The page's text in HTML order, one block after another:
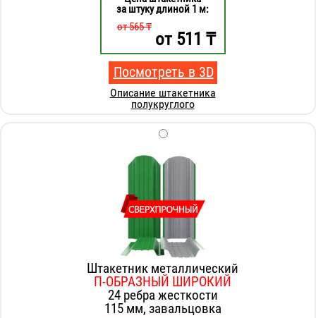
за штуку длиной 1 м:
от 565 ₸
от511 ₸
Посмотреть в 3D
Описание штакетника
полукруглого
Штакетник металлический
П-ОБРАЗНЫЙ ШИРОКИЙ
24 ребра жесткости
115 мм, завальцовка